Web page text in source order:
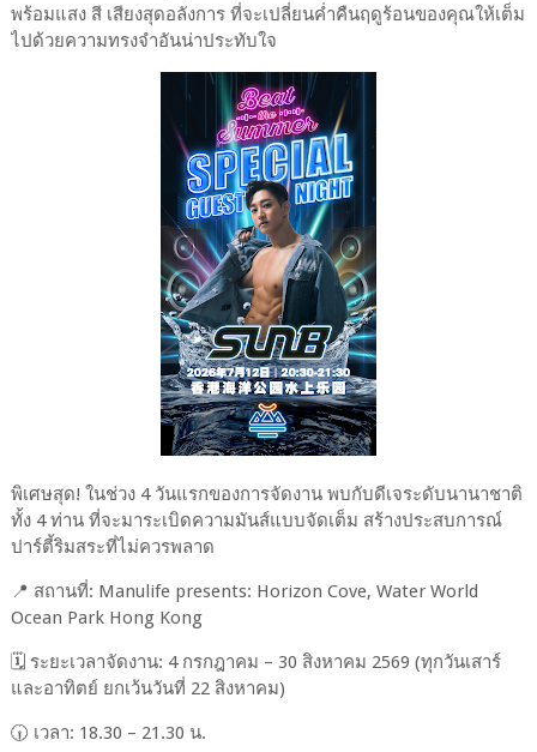
พร้อมแสง สี เสียงสุดอลังการ ที่จะเปลี่ยนค่ำคืนฤดูร้อนของคุณให้เต็ม
ไปด้วยความทรงจำอันน่าประทับใจ
พิเศษสุด! ในช่วง 4 วันแรกของการจัดงาน พบกับดีเจระดับนานาชาติ
ทั้ง 4 ท่าน ที่จะมาระเบิดความมันส์แบบจัดเต็ม สร้างประสบการณ์
ปาร์ตี้ริมสระที่ไม่ควรพลาด
📍 สถานที่: Manulife presents: Horizon Cove, Water World
Ocean Park Hong Kong
🗓 ระยะเวลาจัดงาน: 4 กรกฎาคม – 30 สิงหาคม 2569 (ทุกวันเสาร์
และอาทิตย์ ยกเว้นวันที่ 22 สิงหาคม)
🕡 เวลา: 18.30 – 21.30 น.